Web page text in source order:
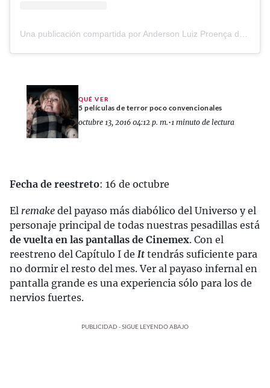
QUÉ VER
5 películas de terror poco convencionales
octubre 13, 2016 04:12 p. m.•1 minuto de lectura
Fecha de reestreto: 16 de octubre
El remake del payaso más diabólico del Universo y el
personaje principal de todas nuestras pesadillas está
de vuelta en las pantallas de Cinemex. Con el
reestreno del Capítulo I de It tendrás suficiente para
no dormir el resto del mes. Ver al payaso infernal en
pantalla grande es una experiencia sólo para los de
nervios fuertes.
PUBLICIDAD - SIGUE LEYENDO ABAJO